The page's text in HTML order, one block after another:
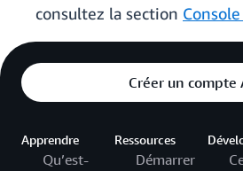
consultez la section
Créer un compte
Apprendre
Qu’est-
Ressources
Démarrer